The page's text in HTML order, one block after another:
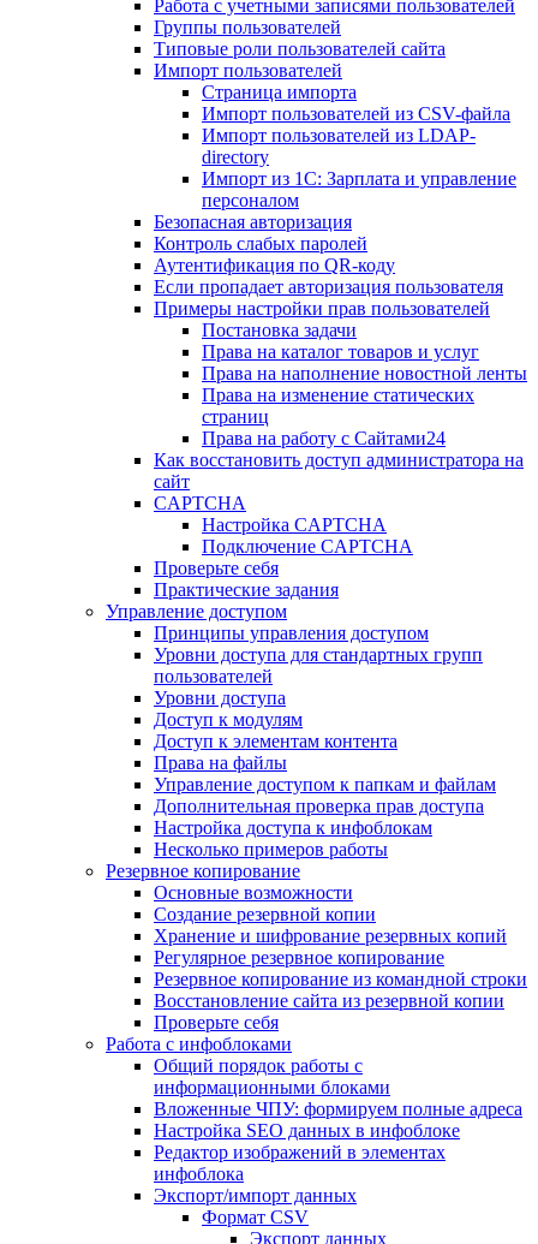
Работа с учетными записями пользователей
Группы пользователей
Типовые роли пользователей сайта
Импорт пользователей
Страница импорта
Импорт пользователей из CSV-файла
Импорт пользователей из LDAP-
directory
Импорт из 1С: Зарплата и управление
персоналом
Безопасная авторизация
Контроль слабых паролей
Аутентификация по QR-коду
Если пропадает авторизация пользователя
Примеры настройки прав пользователей
Постановка задачи
Права на каталог товаров и услуг
Права на наполнение новостной ленты
Права на изменение статических
страниц
Права на работу с Сайтами24
Как восстановить доступ администратора на
сайт
CAPTCHA
Настройка CAPTCHA
Подключение CAPTCHA
Проверьте себя
Практические задания
Управление доступом
Принципы управления доступом
Уровни доступа для стандартных групп
пользователей
Уровни доступа
Доступ к модулям
Доступ к элементам контента
Права на файлы
Управление доступом к папкам и файлам
Дополнительная проверка прав доступа
Настройка доступа к инфоблокам
Несколько примеров работы
Резервное копирование
Основные возможности
Создание резервной копии
Хранение и шифрование резервных копий
Регулярное резервное копирование
Резервное копирование из командной строки
Восстановление сайта из резервной копии
Проверьте себя
Работа с инфоблоками
Общий порядок работы с
информационными блоками
Вложенные ЧПУ: формируем полные адреса
Настройка SEO данных в инфоблоке
Редактор изображений в элементах
инфоблока
Экспорт/импорт данных
Формат CSV
Экспорт данных